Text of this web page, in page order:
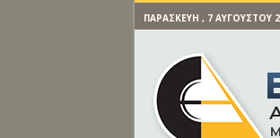
ΠΑΡΑΣΚΕΥΉ , 7 ΑΥΓΟΎΣΤΟΥ